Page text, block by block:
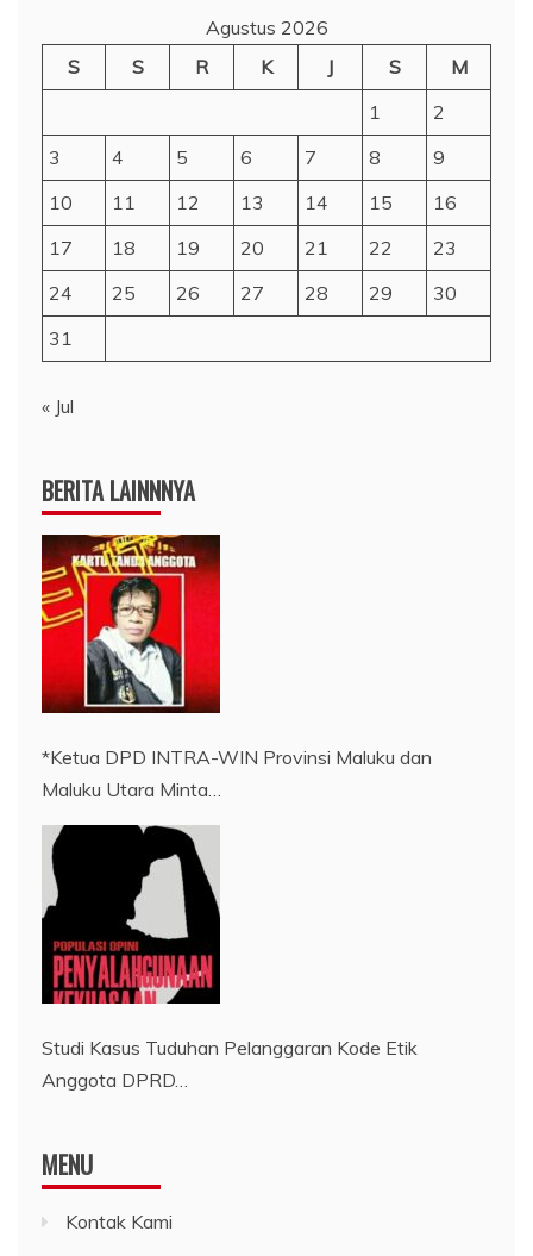
Agustus 2026
S
S R K J S
M
1
2
3
4 5 6 7 8
9
10
11 12 13 14 15
16
17
18 19 20 21 22
23
24
25 26 27 28 29
30
31
« Jul
BERITA LAINNNYA
*Ketua DPD INTRA-WIN Provinsi Maluku dan
Maluku Utara Minta…
Studi Kasus Tuduhan Pelanggaran Kode Etik
Anggota DPRD…
MENU
Kontak Kami